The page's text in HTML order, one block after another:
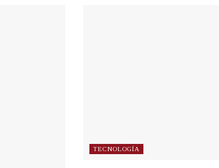
TECNOLOGÍA